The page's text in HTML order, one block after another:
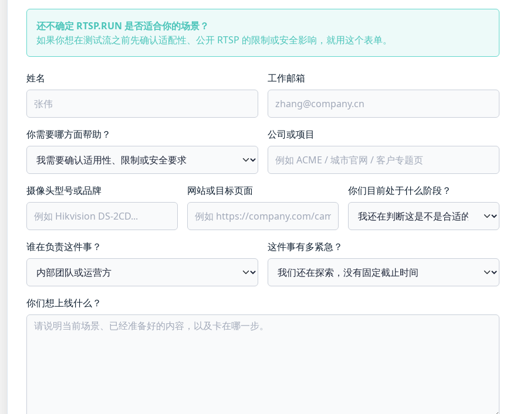
还不确定 RTSP.RUN 是否适合你的场景？
如果你想在测试流之前先确认适配性、公开 RTSP 的限制或安全影响，就用这个表单。
姓名 工作邮箱
你需要哪方面帮助？ 公司或项目
摄像头型号或品牌 网站或目标页面 你们目前处于什么阶段？
谁在负责这件事？ 这件事有多紧急？
你们想上线什么？